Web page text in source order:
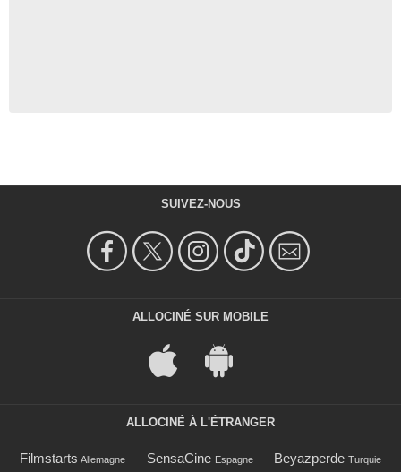
SUIVEZ-NOUS
ALLOCINÉ SUR MOBILE
ALLOCINÉ À L'ÉTRANGER
Filmstarts Allemagne SensaCine Espagne Beyazperde Turquie